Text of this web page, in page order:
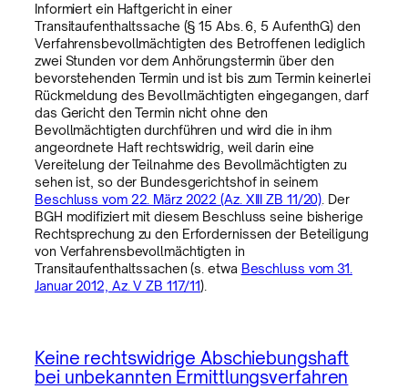
Informiert ein Haftgericht in einer
Transitaufenthaltssache (§ 15 Abs. 6, 5 AufenthG) den
Verfahrensbevollmächtigten des Betroffenen lediglich
zwei Stunden vor dem Anhörungstermin über den
bevorstehenden Termin und ist bis zum Termin keinerlei
Rückmeldung des Bevollmächtigten eingegangen, darf
das Gericht den Termin nicht ohne den
Bevollmächtigten durchführen und wird die in ihm
angeordnete Haft rechtswidrig, weil darin eine
Vereitelung der Teilnahme des Bevollmächtigten zu
sehen ist, so der Bundesgerichtshof in seinem
Beschluss vom 22. März 2022 (Az. XIII ZB 11/20) . Der
BGH modifiziert mit diesem Beschluss seine bisherige
Rechtsprechung zu den Erfordernissen der Beteiligung
von Verfahrensbevollmächtigten in
Transitaufenthaltssachen (s. etwa Beschluss vom 31.
Januar 2012, Az. V ZB 117/11).
Keine rechtswidrige Abschiebungshaft
bei unbekannten Ermittlungsverfahren